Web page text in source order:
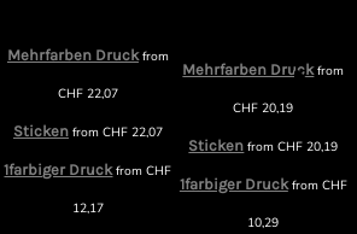
Mehrfarben Druckfrom
CHF22,07
Stickenfrom CHF22,07
1farbiger DruckfromCHF
12,17
Mehrfarben Druckfrom
CHF 20,19
Sticken fromCHF 20,19
1farbiger Druckfrom CHF
10,29